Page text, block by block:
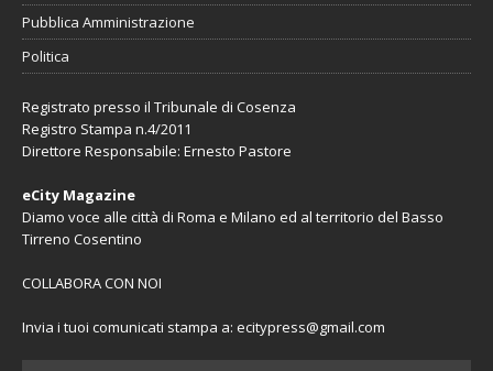
Pubblica Amministrazione
Politica
Registrato presso il Tribunale di Cosenza
Registro Stampa n.4/2011
Direttore Responsabile: Ernesto Pastore
eCity Magazine
Diamo voce alle città di Roma e Milano ed al territorio del Basso
Tirreno Cosentino
COLLABORA CON NOI
Invia i tuoi comunicati stampa a: ecitypress@gmail.com